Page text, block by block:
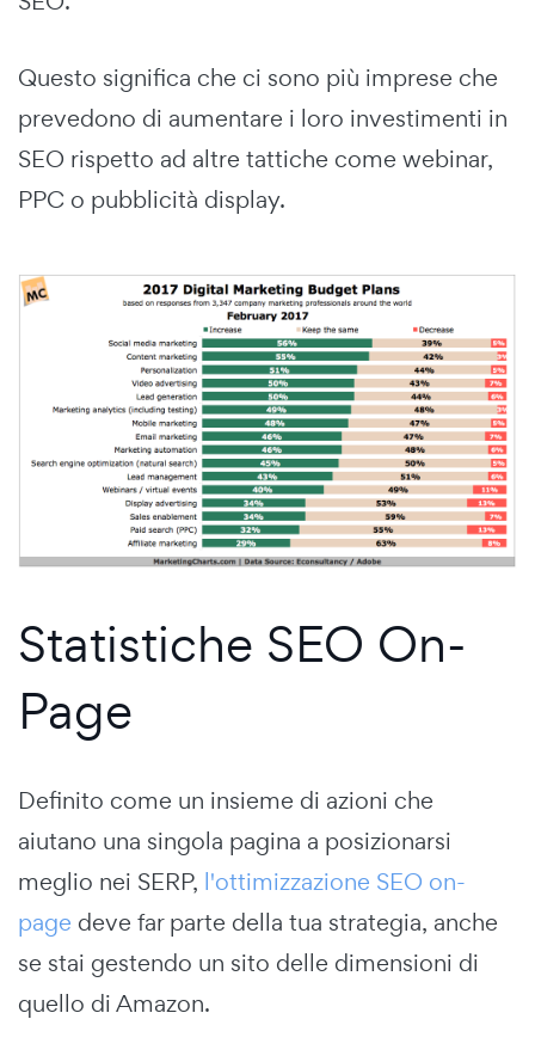
Questo significa che ci sono più imprese che
prevedono di aumentare i loro investimenti in
SEO rispetto ad altre tattiche come webinar,
PPC o pubblicità display.
Statistiche SEO On-
Page
Definito come un insieme di azioni che
aiutano una singola pagina a posizionarsi
meglio nei SERP, l'ottimizzazione SEO on-
page deve far parte della tua strategia, anche
se stai gestendo un sito delle dimensioni di
quello di Amazon.